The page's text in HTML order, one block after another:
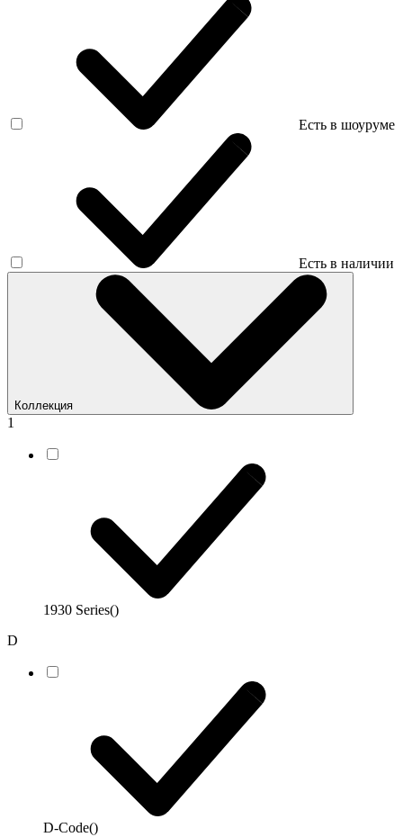
Есть в шоуруме
Есть в наличии
Коллекция
1
1930 Series()
D
D-Code()